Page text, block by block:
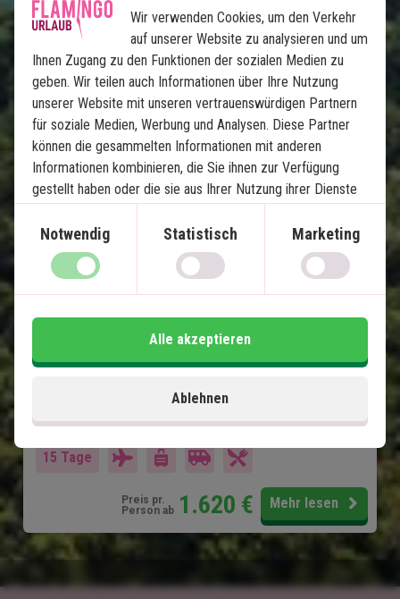
Dschungel und Strandurlaub:
Khao Lak, Khao Sok und Koh Yao
2 Nächte im Khao Sok Nationalpark
5 Nächte auf Koh Yao Noi
Wunderschöne Strände und fantastisches
Übernachtung in einem schwimmenden
Bungalow im Dschungel
Privater Transfer
Im Preis inklusive
15 Tage
Preis pr.
Person ab 1.620 € Mehr lesen
Wir verwenden Cookies, um den Verkehr
auf unserer Website zu analysieren und um
Ihnen Zugang zu den Funktionen der sozialen Medien zu
geben. Wir teilen auch Informationen über Ihre Nutzung
unserer Website mit unseren vertrauenswürdigen Partnern
für soziale Medien, Werbung und Analysen. Diese Partner
können die gesammelten Informationen mit anderen
Informationen kombinieren, die Sie ihnen zur Verfügung
gestellt haben oder die sie aus Ihrer Nutzung ihrer Dienste
Notwendig Statistisch Marketing
Ablehnen
Alle akzeptieren